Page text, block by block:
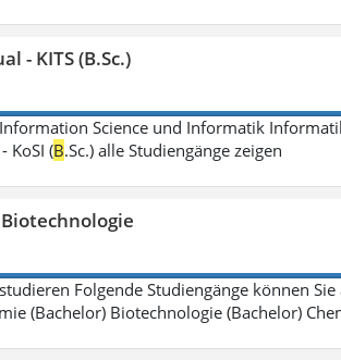
- KITS (B.Sc.)
Science und Informatik
KoSI (B.Sc.) alle Studiengänge zeigen
Folgende Studiengänge können
(Bachelor) Biotechnologie (Bachelor)